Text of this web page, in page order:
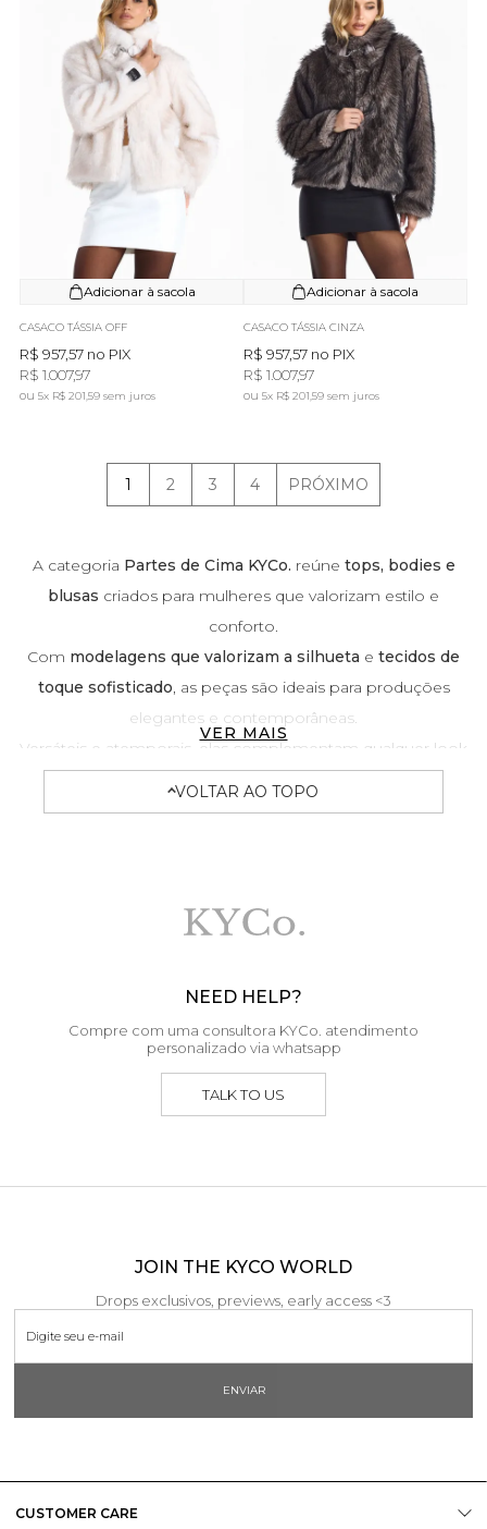
Adicionar à sacola
CASACO TÁSSIA OFF
R$ 957,57 no PIX
R$ 1.007,97
5x R$ 201,59sem juros
Adicionar à sacola
CASACO TÁSSIA CINZA
R$ 957,57 no PIX
R$ 1.007,97
5x R$ 201,59 sem juros
1 2 3 4
A categoria Partes de Cima KYCo. reúne tops, bodies e
blusas criados para mulheres que valorizam estilo e
conforto.
Com modelagens que valorizam a silhueta e tecidos de
toque sofisticado, as peças são ideais para produções
elegantes e contemporâneas.
Versáteis e atemporais, elas complementam qualquer look
VER MAIS
VOLTAR AO TOPO
NEED HELP?
Compre com uma consultora KYCo. atendimento
personalizado via whatsapp
TALK TO US
JOIN THE KYCO WORLD
Drops exclusivos, previews, early access <3
ENVIAR
CUSTOMER CARE